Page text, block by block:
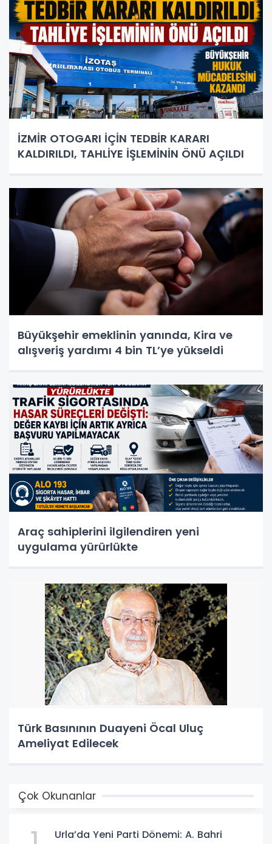
İZMİR OTOGARI İÇİN TEDBİR KARARI
KALDIRILDI, TAHLİYE İŞLEMİNİN ÖNÜ AÇILDI
Büyükşehir emeklinin yanında, Kira ve
alışveriş yardımı 4 bin TL’ye yükseldi
Araç sahiplerini ilgilendiren yeni
uygulama yürürlükte
Türk Basınının Duayeni Öcal Uluç
Ameliyat Edilecek
Çok Okunanlar
Urla’da Yeni Parti Dönemi: A. Bahri